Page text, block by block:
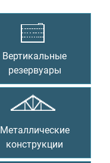
Вертикальные
резервуары
Металлические
конструкции